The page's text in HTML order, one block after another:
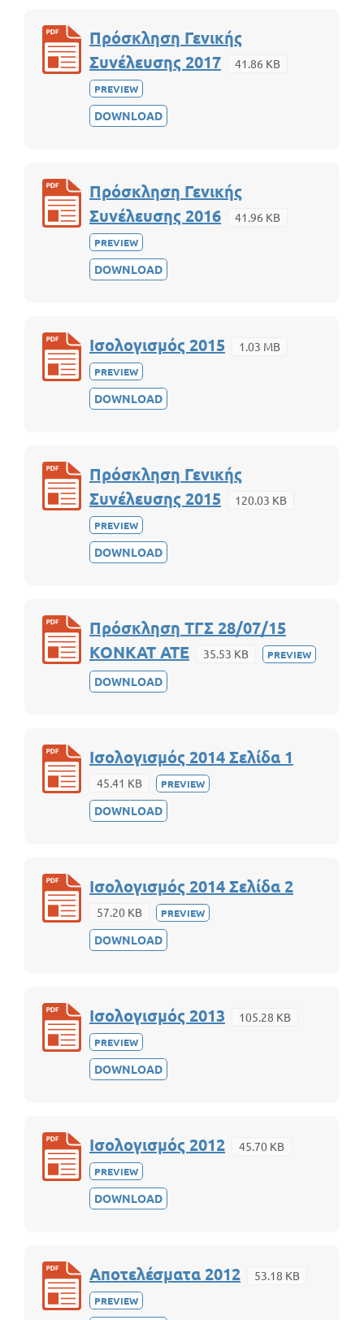
Πρόσκληση Γενικής
Συνέλευσης 2017
41.86 KB
PREVIEW
DOWNLOAD
Πρόσκληση Γενικής
Συνέλευσης 2016
41.96 KB
PREVIEW
DOWNLOAD
Ισολογισμός 2015 1.03 MB
PREVIEW
DOWNLOAD
Πρόσκληση Γενικής
Συνέλευσης 2015
120.03 KB
PREVIEW
DOWNLOAD
Πρόσκληση ΤΓΣ 28/07/15
KONKAT ATE
35.53 KB PREVIEW
DOWNLOAD
Ισολογισμός 2014 Σελίδα 1
45.41 KB PREVIEW
DOWNLOAD
Ισολογισμός 2014 Σελίδα 2
57.20 KB PREVIEW
DOWNLOAD
Ισολογισμός 2013 105.28 KB
PREVIEW
DOWNLOAD
Ισολογισμός 2012 45.70 KB
PREVIEW
DOWNLOAD
Αποτελέσματα 2012 53.18 KB
PREVIEW